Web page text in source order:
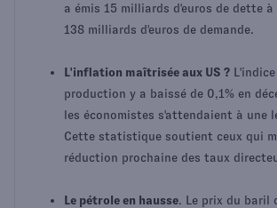
a émis 15 milliards d'euros de dette
138 milliards d'euros de demande.
L'inflation maîtrisée aux US ?
production y a baissé de 0,1% en
les économistes s'attendaient à une
Cette statistique soutient ceux qui
réduction prochaine des taux
Le pétrole en hausse. Le prix du baril